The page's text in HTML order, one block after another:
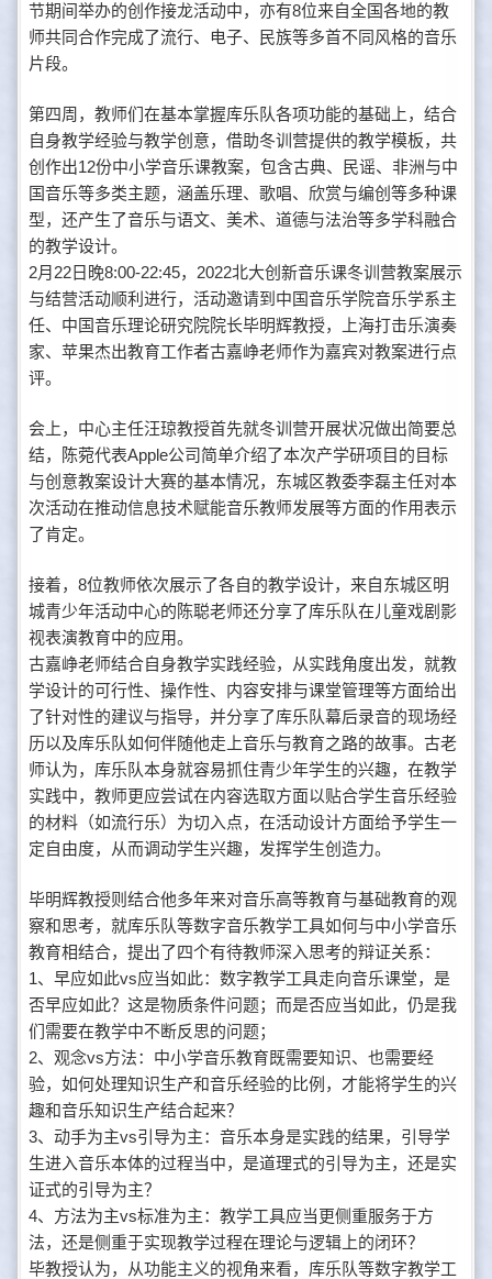
节期间举办的创作接龙活动中，亦有8位来自全国各地的教
师共同合作完成了流行、电子、民族等多首不同风格的音乐
片段。
第四周，教师们在基本掌握库乐队各项功能的基础上，结合
自身教学经验与教学创意，借助冬训营提供的教学模板，共
创作出12份中小学音乐课教案，包含古典、民谣、非洲与中
国音乐等多类主题，涵盖乐理、歌唱、欣赏与编创等多种课
型，还产生了音乐与语文、美术、道德与法治等多学科融合
的教学设计。
2月22日晚8:00-22:45，2022北大创新音乐课冬训营教案展示
与结营活动顺利进行，活动邀请到中国音乐学院音乐学系主
任、中国音乐理论研究院院长毕明辉教授，上海打击乐演奏
家、苹果杰出教育工作者古嘉峥老师作为嘉宾对教案进行点
评。
会上，中心主任汪琼教授首先就冬训营开展状况做出简要总
结，陈菀代表Apple公司简单介绍了本次产学研项目的目标
与创意教案设计大赛的基本情况，东城区教委李磊主任对本
次活动在推动信息技术赋能音乐教师发展等方面的作用表示
了肯定。
接着，8位教师依次展示了各自的教学设计，来自东城区明
城青少年活动中心的陈聪老师还分享了库乐队在儿童戏剧影
视表演教育中的应用。
古嘉峥老师结合自身教学实践经验，从实践角度出发，就教
学设计的可行性、操作性、内容安排与课堂管理等方面给出
了针对性的建议与指导，并分享了库乐队幕后录音的现场经
历以及库乐队如何伴随他走上音乐与教育之路的故事。古老
师认为，库乐队本身就容易抓住青少年学生的兴趣，在教学
实践中，教师更应尝试在内容选取方面以贴合学生音乐经验
的材料（如流行乐）为切入点，在活动设计方面给予学生一
定自由度，从而调动学生兴趣，发挥学生创造力。
毕明辉教授则结合他多年来对音乐高等教育与基础教育的观
察和思考，就库乐队等数字音乐教学工具如何与中小学音乐
教育相结合，提出了四个有待教师深入思考的辩证关系：
1、早应如此vs应当如此：数字教学工具走向音乐课堂，是
否早应如此？这是物质条件问题；而是否应当如此，仍是我
们需要在教学中不断反思的问题；
2、观念vs方法：中小学音乐教育既需要知识、也需要经
验，如何处理知识生产和音乐经验的比例，才能将学生的兴
趣和音乐知识生产结合起来？
3、动手为主vs引导为主：音乐本身是实践的结果，引导学
生进入音乐本体的过程当中，是道理式的引导为主，还是实
证式的引导为主？
4、方法为主vs标准为主：教学工具应当更侧重服务于方
法，还是侧重于实现教学过程在理论与逻辑上的闭环？
毕教授认为，从功能主义的视角来看，库乐队等数字教学工